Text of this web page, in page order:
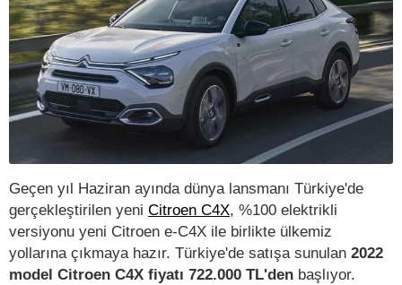
Geçen yıl Haziran ayında dünya lansmanı Türkiye'de
gerçekleştirilen yeni Citroen C4X, %100 elektrikli
versiyonu yeni Citroen e-C4X ile birlikte ülkemiz
yollarına çıkmaya hazır. Türkiye'de satışa sunulan 2022
model Citroen C4X fiyatı 722.000 TL'den başlıyor.